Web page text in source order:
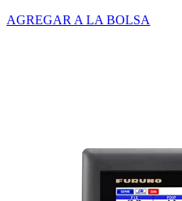
AGREGAR A LA BOLSA